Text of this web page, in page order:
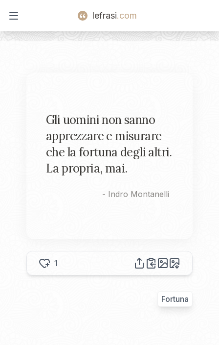
Open main menu
lefrasi.com
Gli uomini non sanno
apprezzare e misurare
che la fortuna degli altri.
La propria, mai.
- Indro Montanelli
1
Fortuna